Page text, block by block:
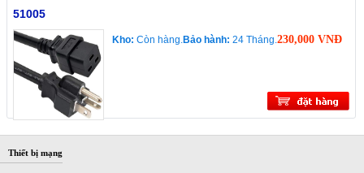
51005
Kho: Còn hàng. Bảo hành: 24 Tháng. 230,000 VNĐ
Thiết bị mạng